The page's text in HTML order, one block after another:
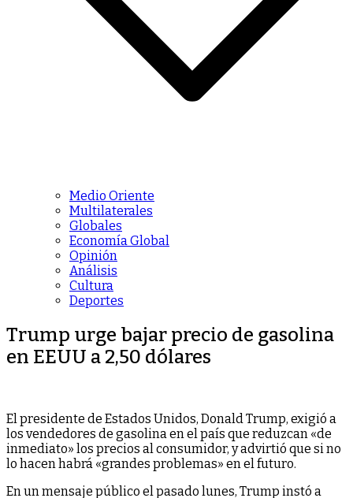
Medio Oriente
Multilaterales
Globales
Economía Global
Opinión
Análisis
Cultura
Deportes
Trump urge bajar precio de gasolina
en EEUU a 2,50 dólares
El presidente de Estados Unidos, Donald Trump, exigió a
los vendedores de gasolina en el país que reduzcan «de
inmediato» los precios al consumidor, y advirtió que si no
lo hacen habrá «grandes problemas» en el futuro.
En un mensaje público el pasado lunes, Trump instó a